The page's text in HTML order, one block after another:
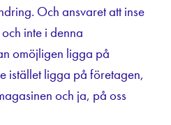
Och ansvaret att inse
inte i denna
omöjligen ligga på
istället ligga på företagen,
och ja, på oss